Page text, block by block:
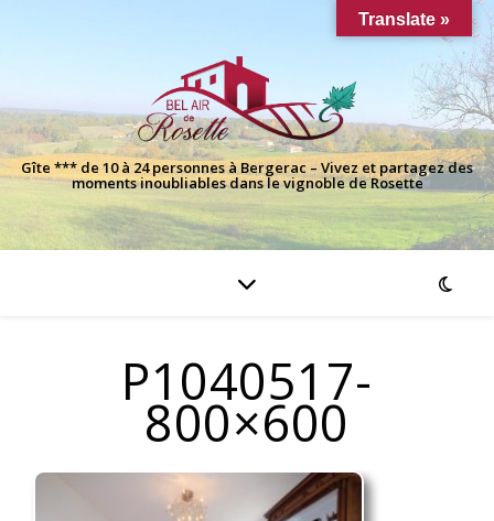
Gîte *** de 10 à 24 personnes à Bergerac – Vivez et partagez des
moments inoubliables dans le vignoble de Rosette
P1040517-
800×600
Translate »